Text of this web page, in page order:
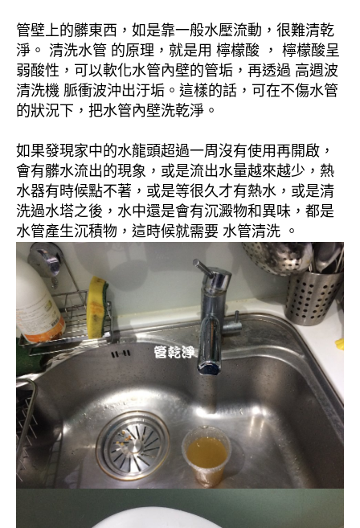
管壁上的髒東西，如是靠一般水壓流動，很難清乾
淨。 清洗水管 的原理，就是用 檸檬酸 ， 檸檬酸呈
弱酸性，可以軟化水管內壁的管垢，再透過 高週波
清洗機 脈衝波沖出汙垢。這樣的話，可在不傷水管
的狀況下，把水管內壁洗乾淨。
如果發現家中的水龍頭超過一周沒有使用再開啟，
會有髒水流出的現象，或是流出水量越來越少，熱
水器有時候點不著，或是等很久才有熱水，或是清
洗過水塔之後，水中還是會有沉澱物和異味，都是
水管產生沉積物，這時候就需要 水管清洗 。